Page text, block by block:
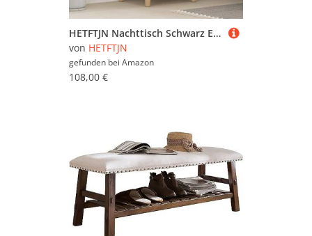
HETFTJN Nachttisch Schwarz Eiche 40x35x69 cm aus MDF mit 3 Schubladen Modernes Minimal Design Robuster Kleiner Beistelltisch für Schlafzimmer Wohnzimmer und Flur
von HETFTJN
gefunden bei Amazon
108,00 €